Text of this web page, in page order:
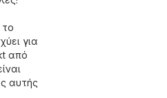
το
για
από
αυτής